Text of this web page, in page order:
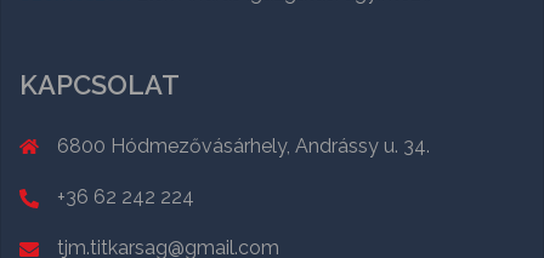
KAPCSOLAT
6800 Hódmezővásárhely, Andrássy u. 34.
+36 62 242 224
tjm.titkarsag@gmail.com